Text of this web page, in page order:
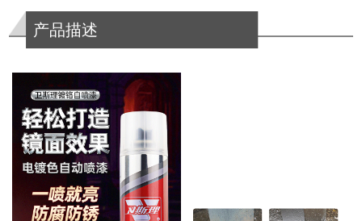
产品描述